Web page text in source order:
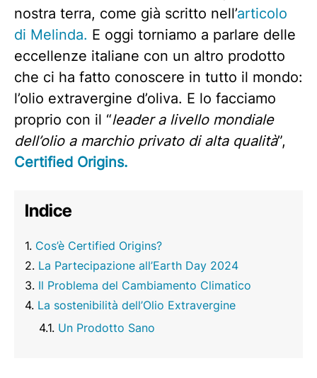
nostra terra, come già scritto nell’articolo
di Melinda. E oggi torniamo a parlare delle
eccellenze italiane con un altro prodotto
che ci ha fatto conoscere in tutto il mondo:
l’olio extravergine d’oliva. E lo facciamo
proprio con il “leader a livello mondiale
dell’olio a marchio privato di alta qualità”,
Certified Origins.
Indice
Cos’è Certified Origins?
La Partecipazione all’Earth Day 2024
Il Problema del Cambiamento Climatico
La sostenibilità dell’Olio Extravergine
Un Prodotto Sano